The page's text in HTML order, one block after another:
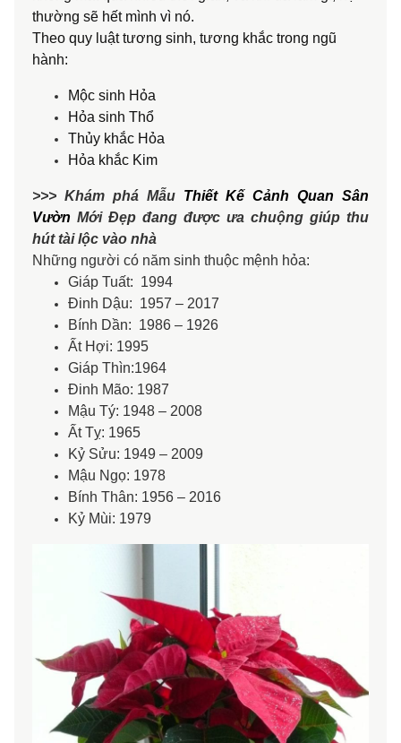
thường sẽ hết mình vì nó.
Theo quy luật tương sinh, tương khắc trong ngũ
hành:
Mộc sinh Hỏa
Hỏa sinh Thổ
Thủy khắc Hỏa
Hỏa khắc Kim
>>> Khám phá Mẫu Thiết Kế Cảnh Quan Sân
Vườn Mới Đẹp đang được ưa chuộng giúp thu
hút tài lộc vào nhà
Những người có năm sinh thuộc mệnh hỏa:
Giáp Tuất: 1994
Đinh Dậu: 1957 – 2017
Bính Dần: 1986 – 1926
Ất Hợi: 1995
Giáp Thìn:1964
Đinh Mão: 1987
Mậu Tý: 1948 – 2008
Ất Tỵ: 1965
Kỷ Sửu: 1949 – 2009
Mậu Ngọ: 1978
Bính Thân: 1956 – 2016
Kỷ Mùi: 1979